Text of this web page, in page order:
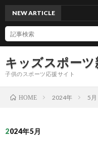
キッズスポーツ
子供のスポーツ応援サイト
NEW ARTICLE
HOME 2024年 5月
2024年5月